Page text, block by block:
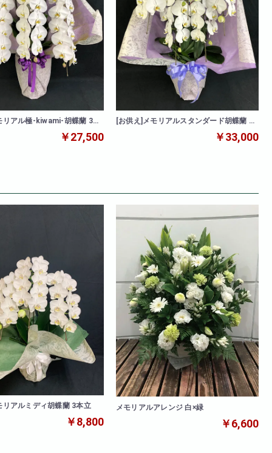
リアル極-kiwami-胡蝶蘭 3本
￥27,500
[お供え]メモリアルスタンダード胡蝶蘭 5
￥33,000
リアルミディ胡蝶蘭 3本立
￥8,800
メモリアルアレンジ 白×緑
￥6,600